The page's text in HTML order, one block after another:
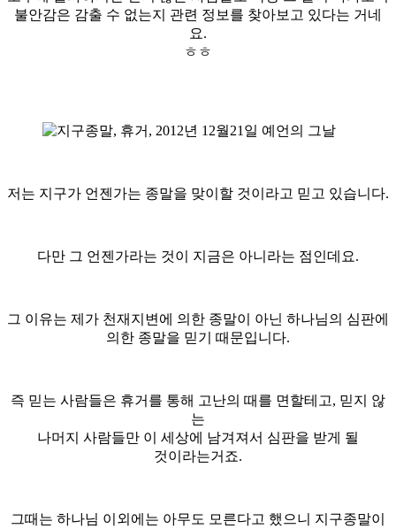
불안감은 감출 수 없는지 관련 정보를 찾아보고 있다는 거네
요.
ㅎㅎ
저는 지구가 언젠가는 종말을 맞이할 것이라고 믿고 있습니다.
다만 그 언젠가라는 것이 지금은 아니라는 점인데요.
그 이유는 제가 천재지변에 의한 종말이 아닌 하나님의 심판에
의한 종말을 믿기 때문입니다.
즉 믿는 사람들은 휴거를 통해 고난의 때를 면할테고, 믿지 않
는
나머지 사람들만 이 세상에 남겨져서 심판을 받게 될
것이라는거죠.
그때는 하나님 이외에는 아무도 모른다고 했으니 지구종말이